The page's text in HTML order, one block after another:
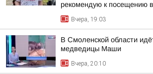
рекомендую к посещению
Вчера, 19:03
В Смоленской области
медведицы Маши
Вчера, 20:10